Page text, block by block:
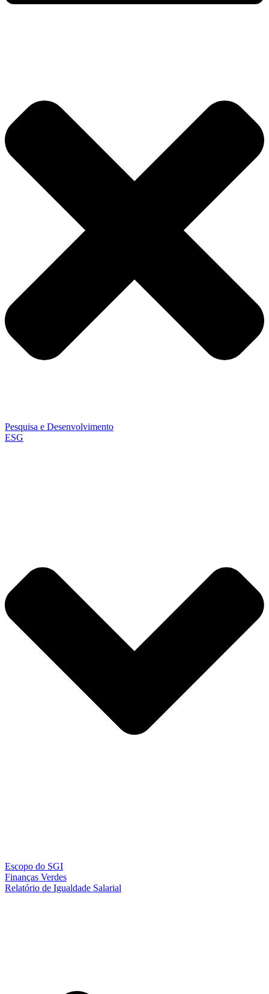
Pesquisa e Desenvolvimento
ESG
Escopo do SGI
Finanças Verdes
Relatório de Igualdade Salarial